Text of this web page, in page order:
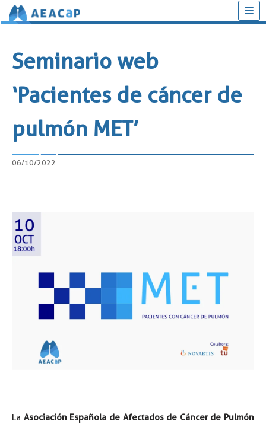
contenido
Seminario web
‘Pacientes de cáncer de
pulmón MET’
06/10/2022
La Asociación Española de Afectados de Cáncer de Pulmón